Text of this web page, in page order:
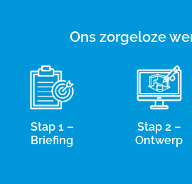
Ons zorgeloze
Stap 1 –
Briefing
Stap 2 –
Ontwerp